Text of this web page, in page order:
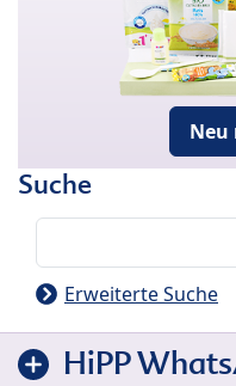
Neu
Suche
Erweiterte Suche
HiPP